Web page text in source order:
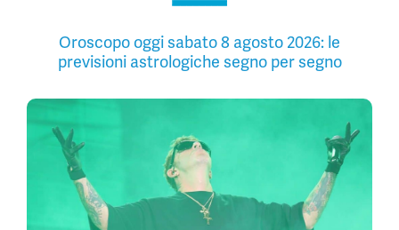
Oroscopo oggi sabato 8 agosto 2026: le
previsioni astrologiche segno per segno